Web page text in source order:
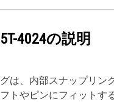
5T-4024の説明
は、内部スナップリン
トやピンにフィットす